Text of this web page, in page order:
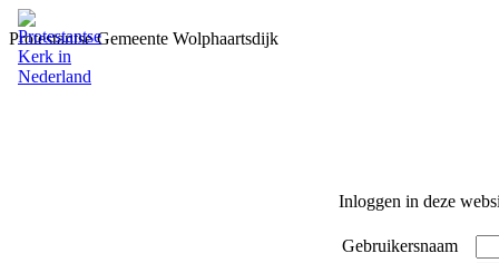
Protestantse Gemeente Wolphaartsdijk
Inloggen in deze
Gebruikersnaam